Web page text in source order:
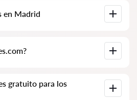
completas de los
en Madrid
opiniones, números de
y jurídicas, así como a empresas
gratuito para los